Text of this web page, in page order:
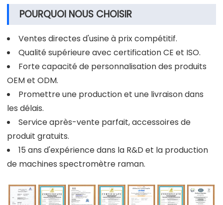
POURQUOI NOUS CHOISIR
Ventes directes d'usine à prix compétitif.
Qualité supérieure avec certification CE et ISO.
Forte capacité de personnalisation des produits
OEM et ODM.
Promettre une production et une livraison dans
les délais.
Service après-vente parfait, accessoires de
produit gratuits.
15 ans d'expérience dans la R&D et la production
de machines spectromètre raman.